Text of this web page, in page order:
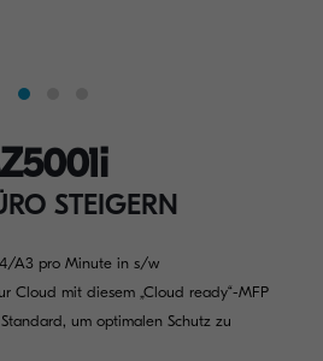
STEIGERN
A3 pro Minute in s/w
Cloud mit diesem „Cloud ready“-MFP
um optimalen Schutz zu